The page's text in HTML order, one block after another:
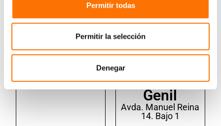
Permitir todas
Permitir la selección
Denegar
Puente
Genil
Avda. Manuel Reina
14. Bajo 1